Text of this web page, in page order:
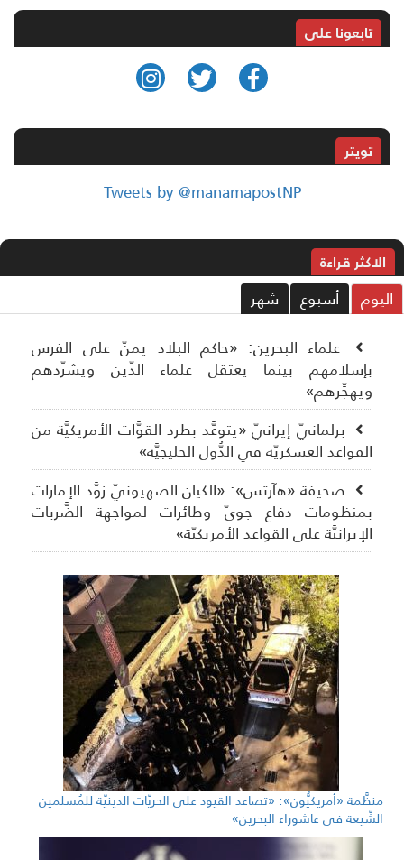
تابعونا على
تويتر
Tweets by @manamapostNP
الاکثر قراءة
أسبوع شهر
علماء البحرين: «حاكم البلاد يمنّ على الفرس
بإسلامهم بينما يعتقل علماء الدِّين ويشرِّدهم
ويهجِّرهم»
برلمانيّ إيرانيّ «يتوعَّد بطرد القوَّات الأمريكيَّة من
القواعد العسكريّة في الدُّول الخليجيَّة»
صحيفة «هآرتس»: «الكيان الصهيونيّ زوَّد الإمارات
بمنظومات دفاع جويّ وطائرات لمواجهة الضَّربات
الإيرانيَّة على القواعد الأمريكيّة»
منظَّمة «أمريكيُّون»: «تصاعد القيود على الحريّات الدينيّة للمُسلمين
الشّيعة في عاشوراء البحرين»